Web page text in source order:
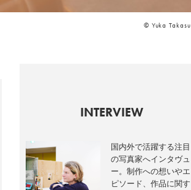
© Yuka Takasu
INTERVIEW
国内外で活躍する注目
の写真家へインタヴュ
ー。制作への想いやエ
ピソード、作品に関す